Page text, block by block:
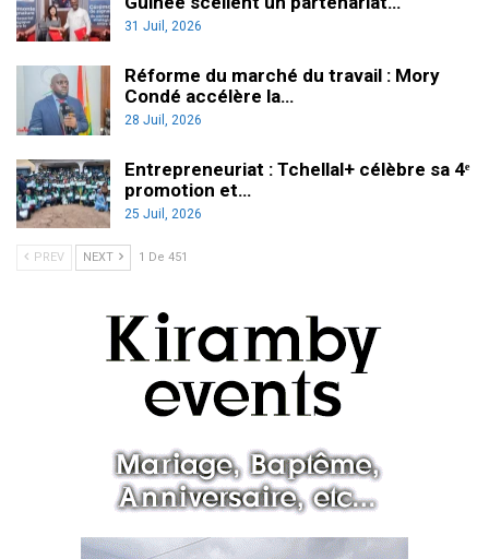
31 Juil, 2026
Réforme du marché du travail : Mory
Condé accélère la…
28 Juil, 2026
Entrepreneuriat : Tchellal+ célèbre sa 4ᵉ
promotion et…
25 Juil, 2026
PREV NEXT 1 De 451